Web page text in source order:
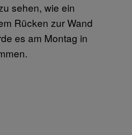
sehen, wie ein
Rücken zur Wand
es am Montag in